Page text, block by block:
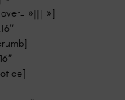
»||| »]